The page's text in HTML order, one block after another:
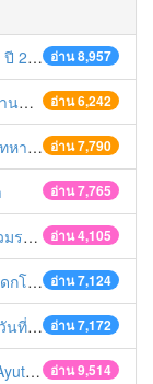
อ่าน 8,957
อ่าน 6,242
ลสงกรานต์
อ่าน 7,790
าลสงกรานต์
อ่าน 7,765
อ่าน 4,105
2561
อ่าน 7,124
ลก
อ่าน 7,172
อ่าน 9,514